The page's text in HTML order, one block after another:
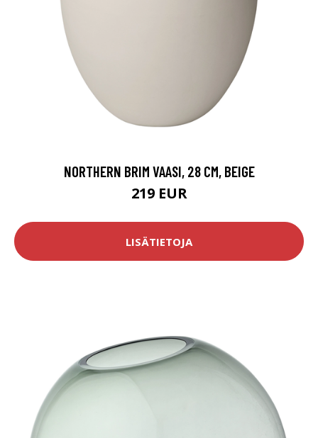
NORTHERN BRIM VAASI, 28 CM, BEIGE
219 EUR
LISÄTIETOJA